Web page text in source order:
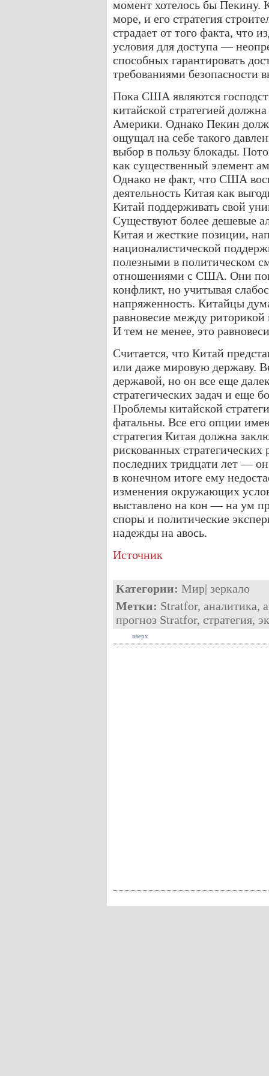
момент хотелось бы
море, и его стратегия
страдает от того факта, что
условия для доступа —
способных гарантировать
требованиями безопасности
Пока США являются
китайской стратегией
Америки. Однако Пекин
ощущал на себе такого
выбор в пользу блокады.
как существенный элемент
Однако не факт, что США
деятельность Китая как
Китай поддерживать свой
Существуют более дешевые
Китая и жесткие позиции,
националистической
полезными в политическом
отношениями с США. Они
конфликт, но учитывая
напряженность. Китайцы
равновесие между
И тем не менее, это
Считается, что Китай
или даже мировую державу.
державой, но он все еще
стратегических задач и еще
Проблемы китайской
фатальны. Все его опции
стратегия Китая должна
рискованных
последних тридцати лет —
в конечном итоге ему
изменения окружающих
выставлено на кон — на ум
споры и политические
надежды на авось.
Источник
Категории: Мир| зеркало
Метки: Stratfor, аналитика,
прогноз Stratfor, стратегия,
вверх